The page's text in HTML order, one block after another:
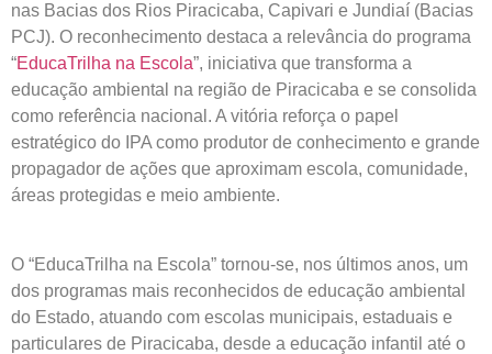
nas Bacias dos Rios Piracicaba, Capivari e Jundiaí (Bacias
PCJ). O reconhecimento destaca a relevância do programa
“EducaTrilha na Escola”, iniciativa que transforma a
educação ambiental na região de Piracicaba e se consolida
como referência nacional. A vitória reforça o papel
estratégico do IPA como produtor de conhecimento e grande
propagador de ações que aproximam escola, comunidade,
áreas protegidas e meio ambiente.
O “EducaTrilha na Escola” tornou-se, nos últimos anos, um
dos programas mais reconhecidos de educação ambiental
do Estado, atuando com escolas municipais, estaduais e
particulares de Piracicaba, desde a educação infantil até o